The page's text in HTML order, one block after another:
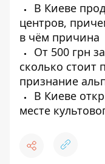
В Киеве
центров,
в чём причина
От 500 грн
сколько стоит
признание
В Киеве
месте